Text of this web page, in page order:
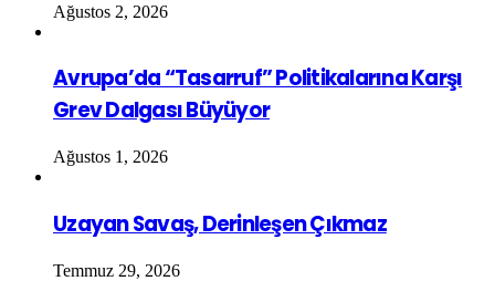
Ağustos 2, 2026
Avrupa’da “Tasarruf” Politikalarına Karşı
Grev Dalgası Büyüyor
Ağustos 1, 2026
Uzayan Savaş, Derinleşen Çıkmaz
Temmuz 29, 2026